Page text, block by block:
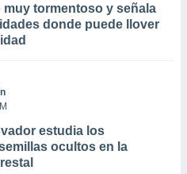
muy tormentoso y señala
donde puede llover
estudia los
ocultos en la